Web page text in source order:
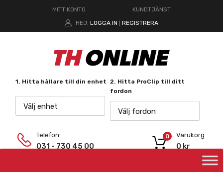
MITT KONTO
KUNDTJÄNST
HEJ. LOGGA IN REGISTRERA
1. Hitta hållare till din enhet
Välj enhet
2. Hitta ProClip till ditt
fordon
Välj fordon
Telefon:
031 - 730 45 00
Varukorg
0 kr
0